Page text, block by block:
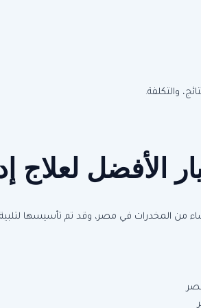
والتكلفة.
الأفضل لعلاج
المخدرات في مصر، وقد تم تأسيسها لتلبية